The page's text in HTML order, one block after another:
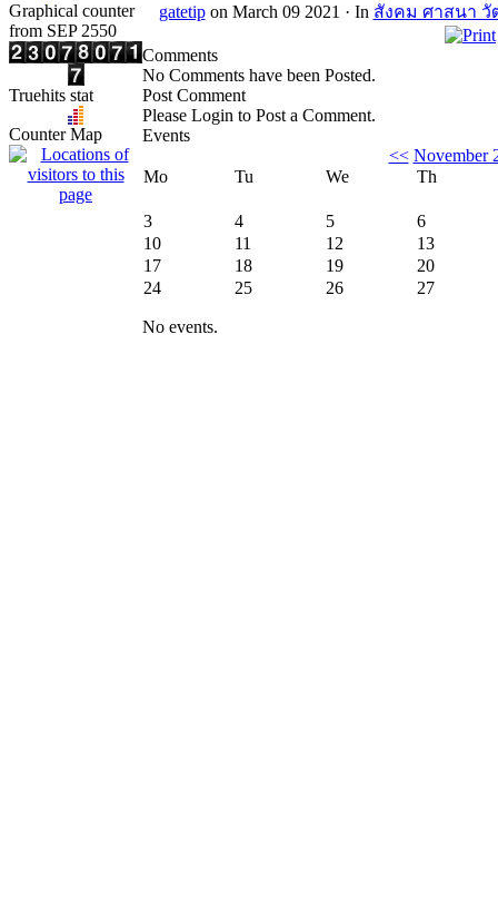
Graphical counter
from SEP 2550
Truehits stat
Counter Map
gatetipon March 09 2021 · In สังคม ศาสนา
Comments
No Comments have been Posted.
Post Comment
Please Login to Post a Comment.
Events
<< November
Mo
Tu We Th
3 4 5
6
10
11 12
13
17
18 19
20
24
25 26 27
No events.